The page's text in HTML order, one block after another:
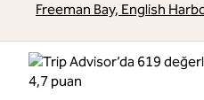
Freeman Bay, English